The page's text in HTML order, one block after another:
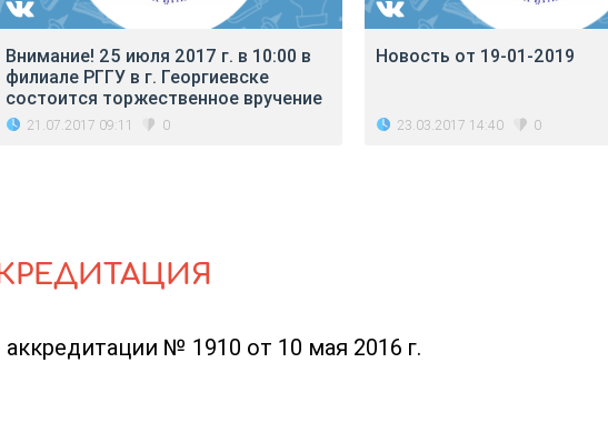
Внимание! 25 июля 2017 г. в 10:00 в
филиале РГГУ в г. Георгиевске
состоится торжественное вручение
21.07.2017 09:11 0
Новость от 19-01-2019
23.03.2017 14:40 0
№ 1910 от 10 мая 2016 г.